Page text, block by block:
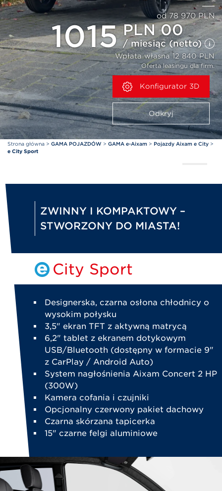
od 78 970 PLN
1015 PLN 00
/ miesiąc (netto)
Wpłata własna 12 840 PLN
Oferta leasingu dla firm.
Konfigurator 3D
Odkryj
Strona główna > GAMA POJAZDÓW > GAMA e-Aixam > Pojazdy Aixam e City >
e City Sport
ZWINNY I KOMPAKTOWY –
STWORZONY DO MIASTA!
City Sport
Designerska, czarna osłona chłodnicy o
wysokim połysku
3,5" ekran TFT z aktywną matrycą
6,2" tablet z ekranem dotykowym
USB/Bluetooth (dostępny w formacie 9"
z CarPlay / Android Auto)
System nagłośnienia Aixam Concert 2 HP
(300W)
Kamera cofania i czujniki
Opcjonalny czerwony pakiet dachowy
Czarna skórzana tapicerka
15" czarne felgi aluminiowe